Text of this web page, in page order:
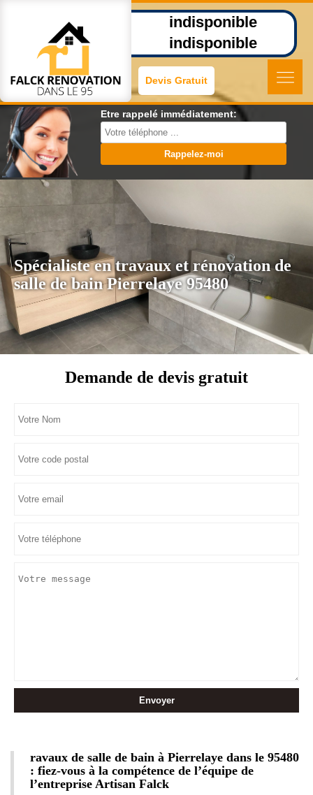
indisponible
indisponible
Devis Gratuit
Etre rappelé immédiatement:
Spécialiste en travaux et rénovation de
salle de bain Pierrelaye 95480
Demande de devis gratuit
ravaux de salle de bain à Pierrelaye dans le 95480
: fiez-vous à la compétence de l’équipe de
l’entreprise Artisan Falck